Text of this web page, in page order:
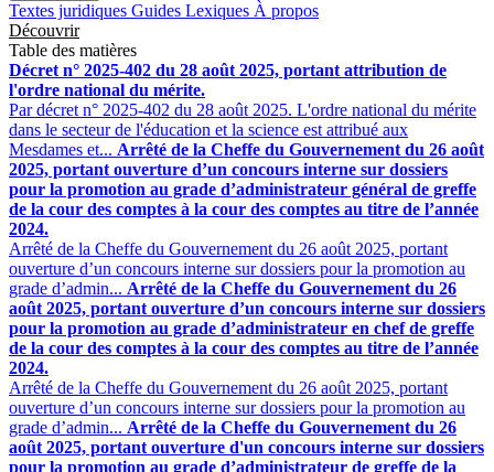
Textes juridiques Guides Lexiques À propos
Découvrir
Table des matières
Décret n° 2025-402 du 28 août 2025, portant attribution de
l'ordre national du mérite.
Par décret n° 2025-402 du 28 août 2025. L'ordre national du mérite
dans le secteur de l'éducation et la science est attribué aux
Mesdames et... Arrêté de la Cheffe du Gouvernement du 26 août
2025, portant ouverture d’un concours interne sur dossiers
pour la promotion au grade d’administrateur général de greffe
de la cour des comptes à la cour des comptes au titre de l’année
2024.
Arrêté de la Cheffe du Gouvernement du 26 août 2025, portant
ouverture d’un concours interne sur dossiers pour la promotion au
grade d’admin... Arrêté de la Cheffe du Gouvernement du 26
août 2025, portant ouverture d’un concours interne sur dossiers
pour la promotion au grade d’administrateur en chef de greffe
de la cour des comptes à la cour des comptes au titre de l’année
2024.
Arrêté de la Cheffe du Gouvernement du 26 août 2025, portant
ouverture d’un concours interne sur dossiers pour la promotion au
grade d’admin... Arrêté de la Cheffe du Gouvernement du 26
août 2025, portant ouverture d'un concours interne sur dossiers
pour la promotion au grade d’administrateur de greffe de la